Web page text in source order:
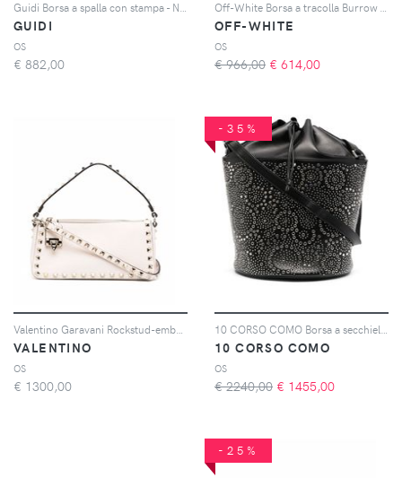
GUIDI
OS
€ 882,00
OFF-WHITE
OS
€ 966,00 € 614,00
VALENTINO
OS
€ 1300,00
-35%
10 CORSO COMO
OS
€ 2240,00 € 1455,00
-25%